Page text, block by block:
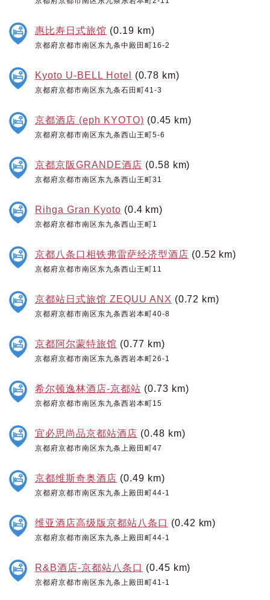
惠比寿日式旅馆 (0.19 km)
京都府京都市南区东九条中殿田町16-2
Kyoto U-BELL Hotel (0.78 km)
京都府京都市南区东九条石田町41-3
京都酒店 (eph KYOTO) (0.45 km)
京都府京都市南区东九条西山王町5-6
京都京阪GRANDE酒店 (0.58 km)
京都府京都市南区东九条西山王町31
Rihga Gran Kyoto (0.4 km)
京都府京都市南区东九条西山王町1
京都八条口相铁弗雷萨经济型酒店 (0.52 km)
京都府京都市南区东九条西山王町11
京都站日式旅馆 ZEQUU ANX (0.72 km)
京都府京都市南区东九条西岩本町40-8
京都阿尔蒙特旅馆 (0.77 km)
京都府京都市南区东九条西岩本町26-1
希尔顿逸林酒店-京都站 (0.73 km)
京都府京都市南区东九条西岩本町15
宜必思尚品京都站酒店 (0.48 km)
京都府京都市南区东九条上殿田町47
京都维斯奇奥酒店 (0.49 km)
京都府京都市南区东九条上殿田町44-1
维亚酒店高级版京都站八条口 (0.42 km)
京都府京都市南区东九条上殿田町44-1
R&B酒店-京都站八条口 (0.45 km)
京都府京都市南区东九条上殿田町41-1